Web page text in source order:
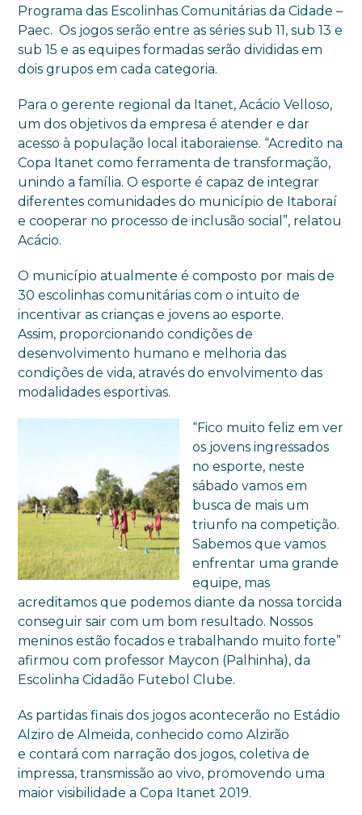
Programa das Escolinhas Comunitárias da Cidade –
Paec. Os jogos serão entre as séries sub 11, sub 13 e
sub 15 e as equipes formadas serão divididas em
dois grupos em cada categoria.
Para o gerente regional da Itanet, Acácio Velloso,
um dos objetivos da empresa é atender e dar
acesso à população local itaboraiense. “Acredito na
Copa Itanet como ferramenta de transformação,
unindo a família. O esporte é capaz de integrar
diferentes comunidades do município de Itaboraí
e cooperar no processo de inclusão social”, relatou
Acácio.
O município atualmente é composto por mais de
30 escolinhas comunitárias com o intuito de
incentivar as crianças e jovens ao esporte.
Assim, proporcionando condições de
desenvolvimento humano e melhoria das
condições de vida, através do envolvimento das
modalidades esportivas.
“Fico muito feliz em ver
os jovens ingressados
no esporte, neste
sábado vamos em
busca de mais um
triunfo na competição.
Sabemos que vamos
enfrentar uma grande
equipe, mas
acreditamos que podemos diante da nossa torcida
conseguir sair com um bom resultado. Nossos
meninos estão focados e trabalhando muito forte”
afirmou com professor Maycon (Palhinha), da
Escolinha Cidadão Futebol Clube.
As partidas finais dos jogos acontecerão no Estádio
Alziro de Almeida, conhecido como Alzirão
e contará com narração dos jogos, coletiva de
impressa, transmissão ao vivo, promovendo uma
maior visibilidade a Copa Itanet 2019.